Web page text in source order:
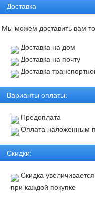
Доставка
Мы можем доставить вам
Доставка на дом
Доставка на почту
Доставка
Варианты оплаты:
Предоплата
Оплата наложенным
Скидки:
Скидка
при каждой покупке